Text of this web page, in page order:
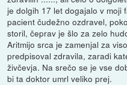
je dolgih 17 let dogajalo v moji
pacient čudežno ozdravel,
storil, čeprav je šlo za zelo
Aritmijo srca je zamenjal za
predpisoval zdravila, zaradi
živčevja. Na srečo se je vse
bi ta doktor umrl veliko prej.